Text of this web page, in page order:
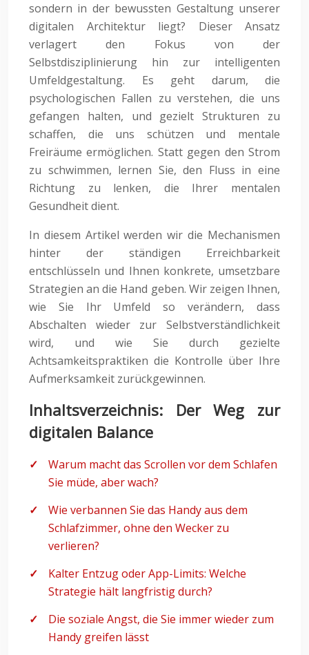
sondern in der bewussten Gestaltung unserer
digitalen Architektur liegt? Dieser Ansatz
verlagert den Fokus von der
Selbstdisziplinierung hin zur intelligenten
Umfeldgestaltung. Es geht darum, die
psychologischen Fallen zu verstehen, die uns
gefangen halten, und gezielt Strukturen zu
schaffen, die uns schützen und mentale
Freiräume ermöglichen. Statt gegen den Strom
zu schwimmen, lernen Sie, den Fluss in eine
Richtung zu lenken, die Ihrer mentalen
Gesundheit dient.
In diesem Artikel werden wir die Mechanismen
hinter der ständigen Erreichbarkeit
entschlüsseln und Ihnen konkrete, umsetzbare
Strategien an die Hand geben. Wir zeigen Ihnen,
wie Sie Ihr Umfeld so verändern, dass
Abschalten wieder zur Selbstverständlichkeit
wird, und wie Sie durch gezielte
Achtsamkeitspraktiken die Kontrolle über Ihre
Aufmerksamkeit zurückgewinnen.
Inhaltsverzeichnis: Der Weg zur
digitalen Balance
Warum macht das Scrollen vor dem Schlafen
Sie müde, aber wach?
Wie verbannen Sie das Handy aus dem
Schlafzimmer, ohne den Wecker zu
verlieren?
Kalter Entzug oder App-Limits: Welche
Strategie hält langfristig durch?
Die soziale Angst, die Sie immer wieder zum
Handy greifen lässt